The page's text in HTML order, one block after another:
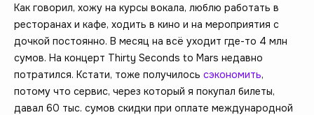
Как говорил, хожу на курсы вокала, люблю работать в
ресторанах и кафе, ходить в кино и на мероприятия с
дочкой постоянно. В месяц на всё уходит где-то 4 млн
сумов. На концерт Thirty Seconds to Mars недавно
потратился. Кстати, тоже получилось сэкономить,
потому что сервис, через который я покупал билеты,
давал 60 тыс. сумов скидки при оплате международной